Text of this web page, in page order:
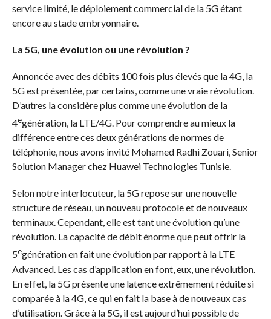
service limité, le déploiement commercial de la 5G étant
encore au stade embryonnaire.
La 5G, une évolution ou une révolution ?
Annoncée avec des débits 100 fois plus élevés que la 4G, la
5G est présentée, par certains, comme une vraie révolution.
D’autres la considère plus comme une évolution de la
4egénération, la LTE/4G. Pour comprendre au mieux la
différence entre ces deux générations de normes de
téléphonie, nous avons invité Mohamed Radhi Zouari, Senior
Solution Manager chez Huawei Technologies Tunisie.
Selon notre interlocuteur, la 5G repose sur une nouvelle
structure de réseau, un nouveau protocole et de nouveaux
terminaux. Cependant, elle est tant une évolution qu’une
révolution. La capacité de débit énorme que peut offrir la
5egénération en fait une évolution par rapport à la LTE
Advanced. Les cas d’application en font, eux, une révolution.
En effet, la 5G présente une latence extrêmement réduite si
comparée à la 4G, ce qui en fait la base à de nouveaux cas
d’utilisation. Grâce à la 5G, il est aujourd’hui possible de